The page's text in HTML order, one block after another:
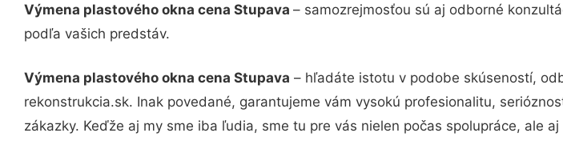
Výmena plastového okna cena Stupava – samozrejmosťou sú aj odborné
podľa vašich predstáv.
Výmena plastového okna cena Stupava – hľadáte istotu v podobe skúseností,
rekonstrukcia.sk. Inak povedané, garantujeme vám vysokú profesionalitu,
zákazky. Keďže aj my sme iba ľudia, sme tu pre vás nielen počas spolupráce, ale